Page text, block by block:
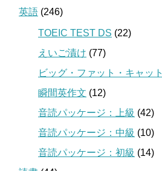
英語 (246)
TOEIC TEST DS (22)
えいご漬け (77)
ビッグ・ファット・キャット
瞬間英作文 (12)
音読パッケージ：上級 (42)
音読パッケージ：中級 (10)
音読パッケージ：初級 (14)